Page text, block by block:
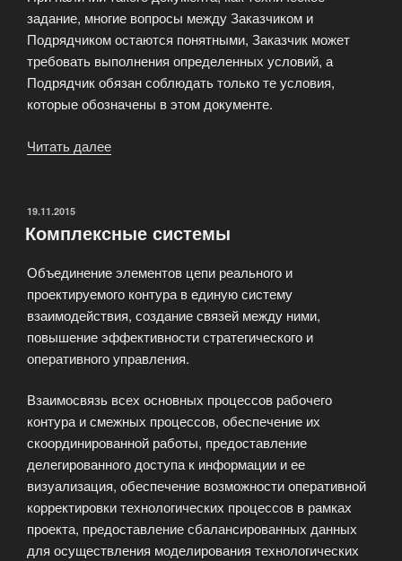
задание, многие вопросы между Заказчиком и
Подрядчиком остаются понятными, Заказчик может
требовать выполнения определенных условий, а
Подрядчик обязан соблюдать только те условия,
которые обозначены в этом документе.
Читать далее
ОПУБЛИКОВАНО
19.11.2015
Комплексные системы
Объединение элементов цепи реального и
проектируемого контура в единую систему
взаимодействия, создание связей между ними,
повышение эффективности стратегического и
оперативного управления.
Взаимосвязь всех основных процессов рабочего
контура и смежных процессов, обеспечение их
скоординированной работы, предоставление
делегированного доступа к информации и ее
визуализация, обеспечение возможности оперативной
корректировки технологических процессов в рамках
проекта, предоставление сбалансированных данных
для осуществления моделирования технологических